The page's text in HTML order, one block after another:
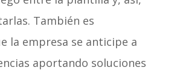
También es
la empresa se anticipe a
aportando soluciones